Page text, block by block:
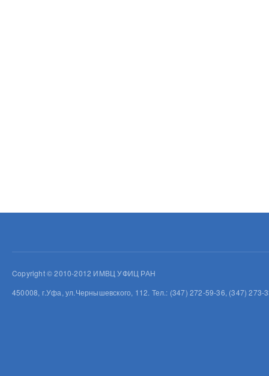
Copyright © 2010-2012 ИМВЦ УФИЦ РАН
450008, г.Уфа, ул.Чернышевского, 112. Тел.: (347) 272-59-36, (347)